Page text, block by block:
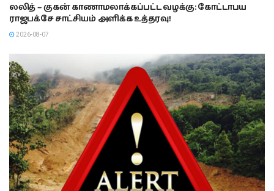
லலித் – குகன் காணாமலாக்கப்பட்ட வழக்கு: கோட்டாபய
ராஜபக்சே சாட்சியம் அளிக்க உத்தரவு!
2026-08-07